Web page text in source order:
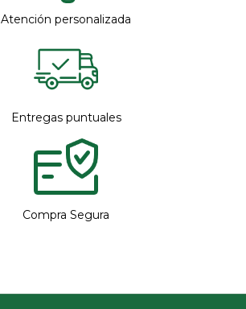
Atención personalizada
Entregas puntuales
Compra Segura